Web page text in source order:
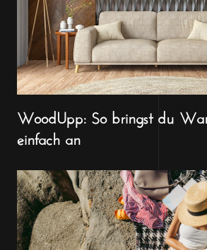
WoodUpp: So bringst du
einfach an